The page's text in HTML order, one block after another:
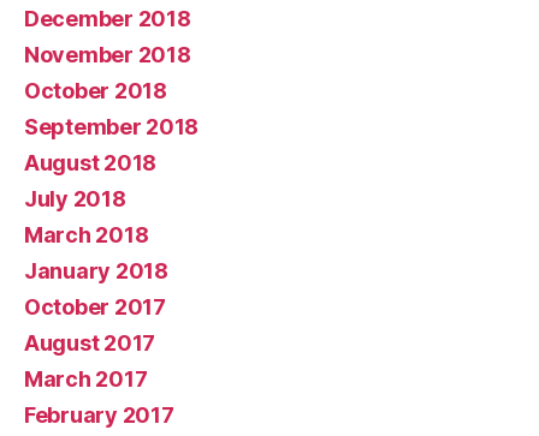
December 2018
November 2018
October 2018
September 2018
August 2018
July 2018
March 2018
January 2018
October 2017
August 2017
March 2017
February 2017